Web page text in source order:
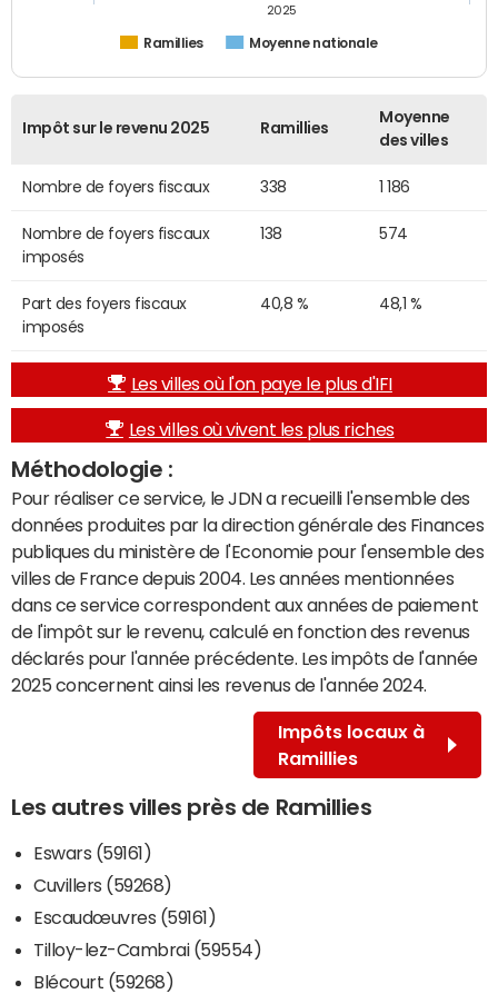
Ramillies Moyenne nationale
2025
Impôt sur le revenu 2025 Ramillies
Moyenne
des villes
Nombre de foyers fiscaux 338 1 186
Nombre de foyers fiscaux
imposés
138 574
Part des foyers fiscaux
imposés
40,8 % 48,1 %
Les villes où l'on paye le plus d'IFI
Les villes où vivent les plus riches
Méthodologie :
Pour réaliser ce service, le JDN a recueilli l'ensemble des
données produites par la direction générale des Finances
publiques du ministère de l'Economie pour l'ensemble des
villes de France depuis 2004. Les années mentionnées
dans ce service correspondent aux années de paiement
de l'impôt sur le revenu, calculé en fonction des revenus
déclarés pour l'année précédente. Les impôts de l'année
2025 concernent ainsi les revenus de l'année 2024.
Impôts locaux à
Ramillies
Les autres villes près de Ramillies
Eswars (59161)
Cuvillers (59268)
Escaudœuvres (59161)
Tilloy-lez-Cambrai (59554)
Blécourt (59268)